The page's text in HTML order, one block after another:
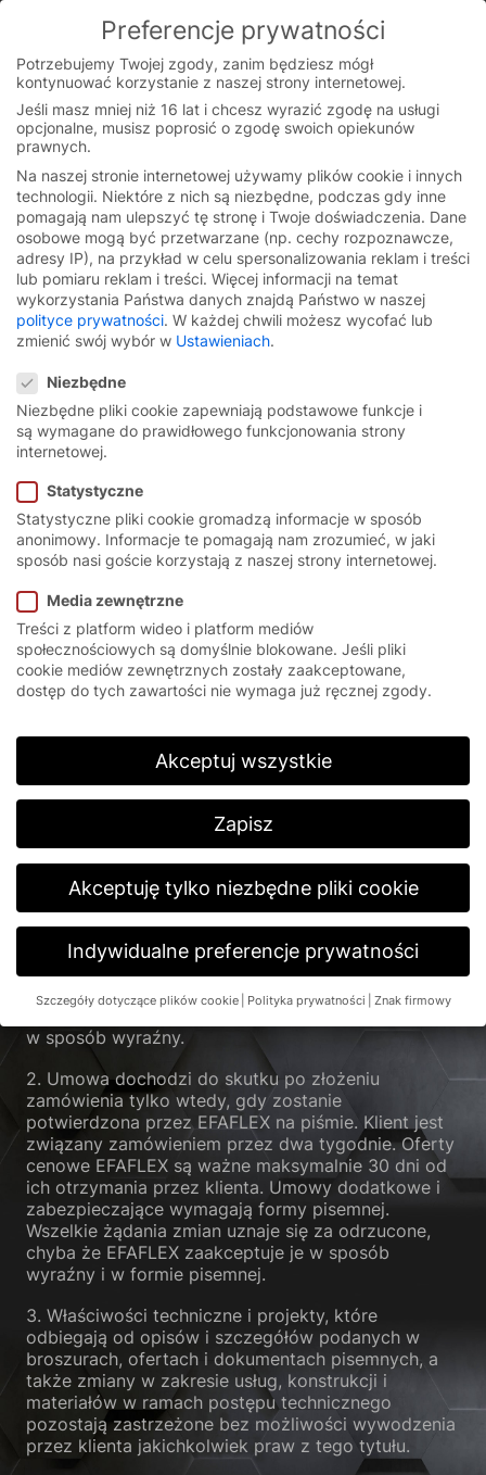
You are currently on the Polish website.
Switch to the English version.
Continue
Skip
content
Ogólne warunki handlowe
Niniejsze Ogólne Warunki Handlowe mają
zastosowanie wyłącznie w relacjach pomiędzy
EFAFLEX Polska Sp. z o.o. a przedsiębiorcami w
rozumieniu art. 431 Kodeksu cywilnego.
Postanowienia te nie dotyczą konsumentów ani
osób fizycznych prowadzących działalność
gospodarczą, zawierających umowę w związku
bezpośrednio niezwiązaną z prowadzoną
działalnością zawodową lub gospodarczą.
EFAFLEX Polska Spółka z ograniczoną
odpowiedzialnością
z siedzibą ul. Krótka 27A, 42-200 Częstochowa
Wersja z dnia: 18.09.2025
I. Zawarcie umowy,
przedmiot umowy:
1. Niniejsze ogólne warunki sprzedaży i dostawy
(“warunki”) mają zastosowanie do wszystkich ofert,
dostaw i usług:EFAFLEX Polska Spółka z
ograniczoną odpowiedzialnościąz siedzibą: ul.
one również zastosowanie do wszystkich
przyszłych ofert, dostaw i usług EFAFLEX, chyba że
chodzi o transakcje, które nie są podobnego
rodzaju w porównaniu z obecną transakcją. Nasze
warunki uznaje się za zaakceptowane najpóźniej w
momencie przyjęcia dostawy lub usługi. Odmienne
indywidualne uzgodnienia przed i po złożeniu
zamówienia są bezskuteczne, chyba że zostały
potwierdzone przez EFAFLEX na piśmie. Dotyczy to
w szczególności zmiany niniejszej klauzuli formy
pisemnej, która wymaga formy pisemnej. Odmienne
ogólne warunki handlowe klienta EFAFLEX zostają
niniejszym odrzucone; nie mają one zastosowania,
w sposób wyraźny.
2. Umowa dochodzi do skutku po złożeniu
zamówienia tylko wtedy, gdy zostanie
potwierdzona przez EFAFLEX na piśmie. Klient jest
związany zamówieniem przez dwa tygodnie. Oferty
cenowe EFAFLEX są ważne maksymalnie 30 dni od
ich otrzymania przez klienta. Umowy dodatkowe i
zabezpieczające wymagają formy pisemnej.
Wszelkie żądania zmian uznaje się za odrzucone,
chyba że EFAFLEX zaakceptuje je w sposób
wyraźny i w formie pisemnej.
3. Właściwości techniczne i projekty, które
odbiegają od opisów i szczegółów podanych w
broszurach, ofertach i dokumentach pisemnych, a
także zmiany w zakresie usług, konstrukcji i
materiałów w ramach postępu technicznego
pozostają zastrzeżone bez możliwości wywodzenia
przez klienta jakichkolwiek praw z tego tytułu.
Preferencje prywatności
Potrzebujemy Twojej zgody, zanim będziesz mógł
kontynuować korzystanie z naszej strony internetowej.
Jeśli masz mniej niż 16 lat i chcesz wyrazić zgodę na usługi
opcjonalne, musisz poprosić o zgodę swoich opiekunów
prawnych.
Na naszej stronie internetowej używamy plików cookie i innych
technologii. Niektóre z nich są niezbędne, podczas gdy inne
pomagają nam ulepszyć tę stronę i Twoje doświadczenia. Dane
osobowe mogą być przetwarzane (np. cechy rozpoznawcze,
adresy IP), na przykład w celu spersonalizowania reklam i treści
lub pomiaru reklam i treści. Więcej informacji na temat
wykorzystania Państwa danych znajdą Państwo w naszej
polityce prywatności. W każdej chwili możesz wycofać lub
zmienić swój wybór w Ustawieniach.
Niezbędne
Niezbędne pliki cookie zapewniają podstawowe funkcje i
są wymagane do prawidłowego funkcjonowania strony
internetowej.
Statystyczne
Statystyczne pliki cookie gromadzą informacje w sposób
anonimowy. Informacje te pomagają nam zrozumieć, w jaki
sposób nasi goście korzystają z naszej strony internetowej.
Media zewnętrzne
Treści z platform wideo i platform mediów
społecznościowych są domyślnie blokowane. Jeśli pliki
cookie mediów zewnętrznych zostały zaakceptowane,
dostęp do tych zawartości nie wymaga już ręcznej zgody.
Akceptuj wszystkie
Zapisz
Akceptuję tylko niezbędne pliki cookie
Indywidualne preferencje prywatności
Szczegóły dotyczące plików cookie Polityka prywatności Znak firmowy
Preferencje prywatności
Jeśli masz mniej niż 16 lat i chcesz wyrazić zgodę na usługi
opcjonalne, musisz poprosić o zgodę swoich opiekunów
prawnych.
Na naszej stronie internetowej używamy plików cookie i innych
technologii. Niektóre z nich są niezbędne, podczas gdy inne
pomagają nam ulepszyć tę stronę i Twoje doświadczenia. Dane
osobowe mogą być przetwarzane (np. cechy rozpoznawcze,
adresy IP), na przykład w celu spersonalizowania reklam i treści
lub pomiaru reklam i treści. Więcej informacji na temat
wykorzystania Państwa danych znajdą Państwo w naszej
polityce prywatności.
Tutaj znajdziesz przegląd wszystkich używanych plików
cookie. Możesz wyrazić zgodę na całe kategorie lub wyświetlić
dalsze informacje i wybrać określone pliki cookie.
Akceptuj wszystkie Zapisz
Akceptuję tylko niezbędne pliki cookie